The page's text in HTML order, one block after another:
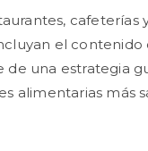
cafeterías
el contenido
de una estrategia
alimentarias más